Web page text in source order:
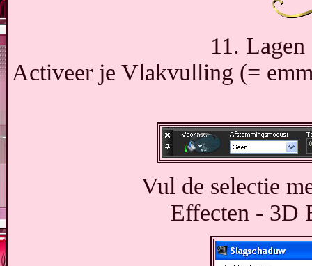
11.
Activeer je Vlakvulling (=
Vul de selectie
Effecten - 3D